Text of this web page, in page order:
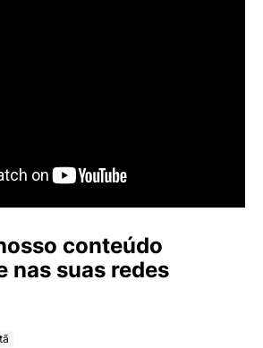
conteúdo
nas suas redes